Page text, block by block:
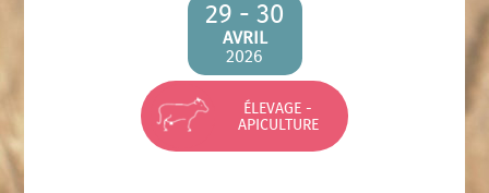
29 - 30
AVRIL
2026
ÉLEVAGE -
APICULTURE